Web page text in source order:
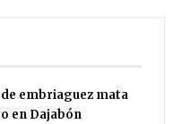
embriaguez mata
en Dajabón